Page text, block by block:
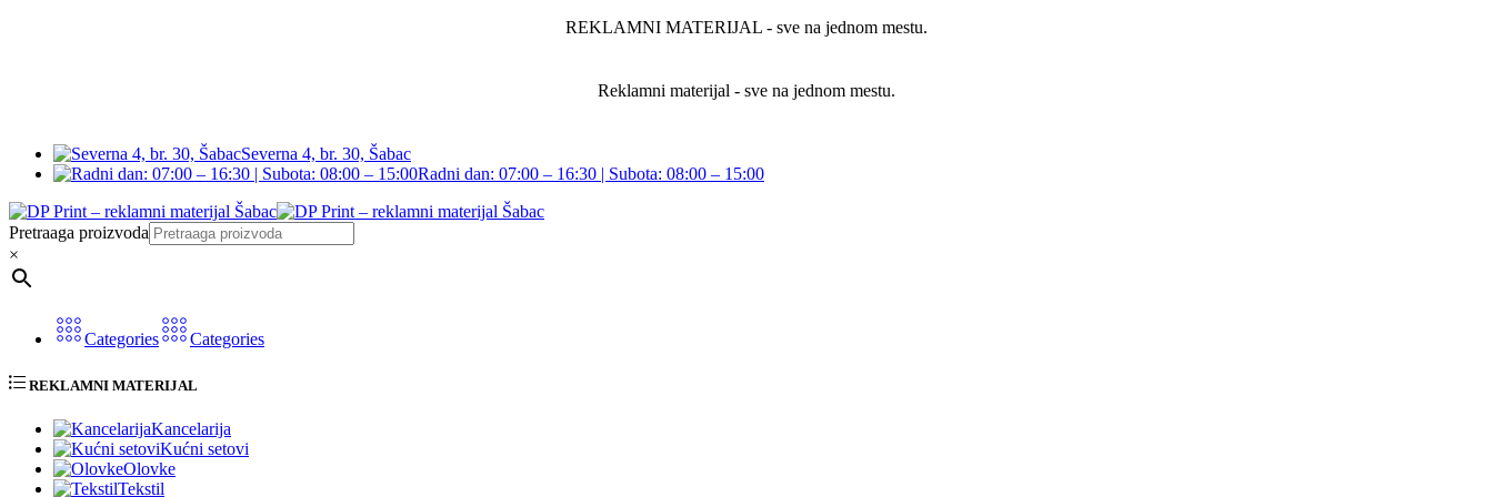
REKLAMNI MATERIJAL - sve na jednom mestu.
Reklamni materijal - sve na jednom mestu.
Severna 4, br. 30, Šabac
Radni dan: 07:00 – 16:30 | Subota: 08:00 – 15:00
Pretraaga proizvoda
×
Categories Categories
REKLAMNI MATERIJAL
Kancelarija
Kućni setovi
Olovke
Tekstil